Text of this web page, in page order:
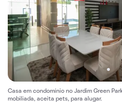
Casa em condomínio no Jardim Green
mobiliada, aceita pets, para alugar.